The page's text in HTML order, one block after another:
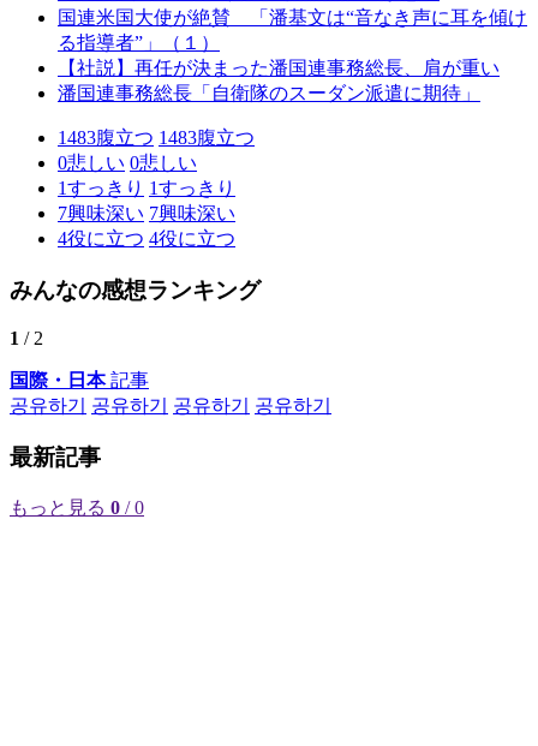
国連米国大使が絶賛 「潘基文は“音なき声に耳を傾け
る指導者”」（１）
【社説】再任が決まった潘国連事務総長、肩が重い
潘国連事務総長「自衛隊のスーダン派遣に期待」
1483腹立つ 1483腹立つ
0悲しい 0悲しい
1すっきり 1すっきり
7興味深い 7興味深い
4役に立つ 4役に立つ
みんなの感想ランキング
1 / 2
国際・日本記事
공유하기
공유하기 공유하기 공유하기
最新記事
もっと見る 0 / 0